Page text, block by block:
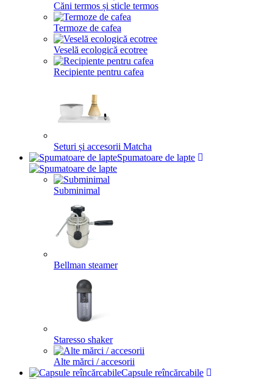
Căni termos și sticle termos
Termoze de cafea
Veselă ecologică ecotree
Recipiente pentru cafea
Seturi și accesorii Matcha
Spumatoare de lapte
Subminimal
Bellman steamer
Staresso shaker
Alte mărci / accesorii
Capsule reîncărcabile